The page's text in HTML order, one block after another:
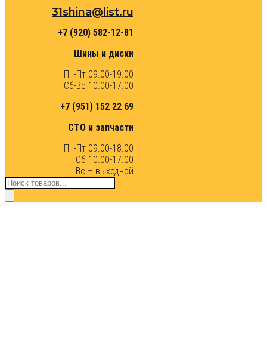
31shina@list.ru
+7 (920) 582-12-81
Шины и диски
Пн-Пт 09.00-19.00
Сб-Вс 10.00-17.00
+7 (951) 152 22 69
СТО и запчасти
Пн-Пт 09.00-18.00
Сб 10.00-17.00
Вс – выходной
Поиск
товаров